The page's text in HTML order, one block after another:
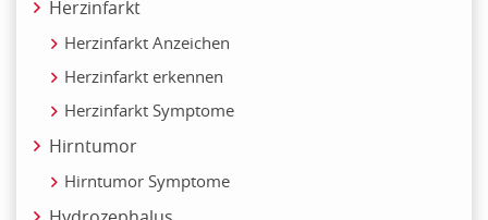
Herzinfarkt
Herzinfarkt Anzeichen
Herzinfarkt erkennen
Herzinfarkt Symptome
Hirntumor
Hirntumor Symptome